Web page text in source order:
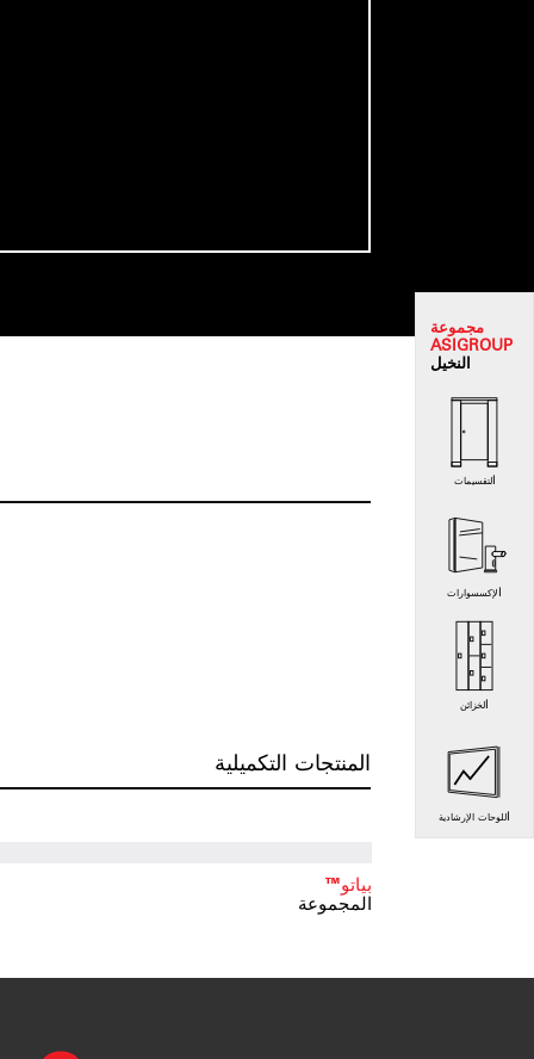
المنتجات التكميلية
بياتو™
المجموعة
مجموعة
ASIGROUP
النخيل
التقسيمات
الإكسسوارات
الخزائن
اللوحات الإرشادية